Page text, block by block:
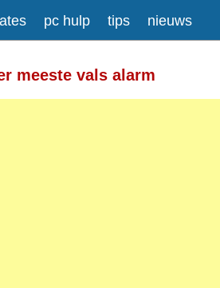
pc hulp tips nieuws
meeste vals alarm
over tekstopmaak